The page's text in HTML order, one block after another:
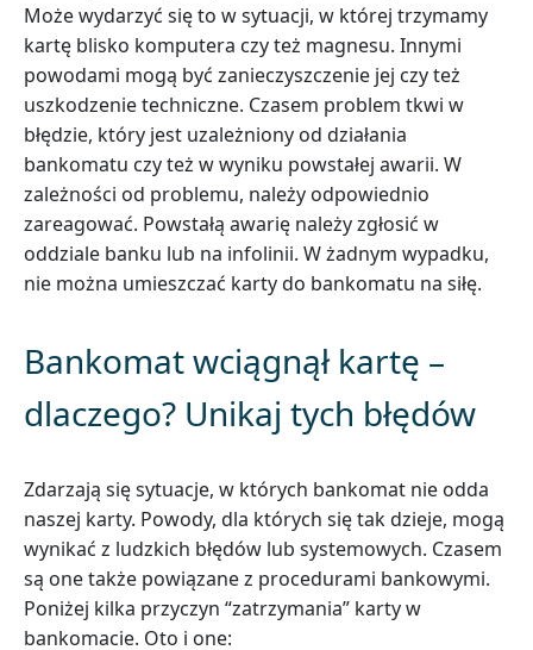
Może wydarzyć się to w sytuacji, w której trzymamy
kartę blisko komputera czy też magnesu. Innymi
powodami mogą być zanieczyszczenie jej czy też
uszkodzenie techniczne. Czasem problem tkwi w
błędzie, który jest uzależniony od działania
bankomatu czy też w wyniku powstałej awarii. W
zależności od problemu, należy odpowiednio
zareagować. Powstałą awarię należy zgłosić w
oddziale banku lub na infolinii. W żadnym wypadku,
nie można umieszczać karty do bankomatu na siłę.
Bankomat wciągnął kartę –
dlaczego? Unikaj tych błędów
Zdarzają się sytuacje, w których bankomat nie odda
naszej karty. Powody, dla których się tak dzieje, mogą
wynikać z ludzkich błędów lub systemowych. Czasem
są one także powiązane z procedurami bankowymi.
Poniżej kilka przyczyn “zatrzymania” karty w
bankomacie. Oto i one: